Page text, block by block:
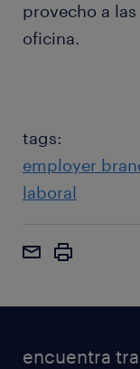
provecho a
oficina.
tags:
employer
laboral
encuentra